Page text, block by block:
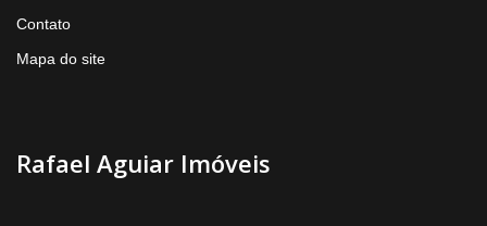
Contato
Mapa do site
Rafael Aguiar Imóveis